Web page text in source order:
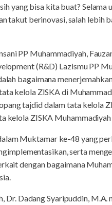
yang bisa kita buat?
takut berinovasi, salah lebih
PP Muhammadiyah,
(R&D) Lazismu PP
bagaimana
kelola ZISKA di
tajdid dalam tata kelola
kelola ZISKA Muhammadiyah
Muktamar ke-48 yang
serta
dengan bagaimana
Dr. Dadang Syaripuddin,